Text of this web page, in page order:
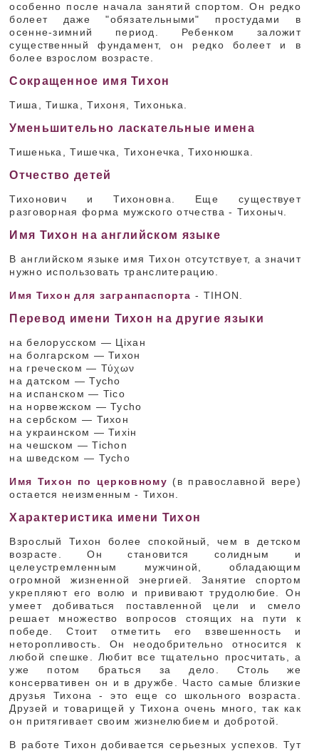
особенно после начала занятий спортом. Он редко
болеет даже "обязательными" простудами в
осенне-зимний период. Ребенком заложит
существенный фундамент, он редко болеет и в
более взрослом возрасте.
Сокращенное имя Тихон
Тиша, Тишка, Тихоня, Тихонька.
Уменьшительно ласкательные имена
Тишенька, Тишечка, Тихонечка, Тихонюшка.
Отчество детей
Тихонович и Тихоновна. Еще существует
разговорная форма мужского отчества - Тихоныч.
Имя Тихон на английском языке
В английском языке имя Тихон отсутствует, а значит
нужно использовать транслитерацию.
Имя Тихон для загранпаспорта - TIHON.
Перевод имени Тихон на другие языки
на белорусском — Ціхан
на болгарском — Тихон
на греческом — Τύχων
на датском — Tycho
на испанском — Tico
на норвежском — Tycho
на сербском — Тихон
на украинском — Тихін
на чешском — Tichon
на шведском — Tycho
Имя Тихон по церковному (в православной вере)
остается неизменным - Тихон.
Характеристика имени Тихон
Взрослый Тихон более спокойный, чем в детском
возрасте. Он становится солидным и
целеустремленным мужчиной, обладающим
огромной жизненной энергией. Занятие спортом
укрепляют его волю и прививают трудолюбие. Он
умеет добиваться поставленной цели и смело
решает множество вопросов стоящих на пути к
победе. Стоит отметить его взвешенность и
неторопливость. Он неодобрительно относится к
любой спешке. Любит все тщательно просчитать, а
уже потом браться за дело. Столь же
консервативен он и в дружбе. Часто самые близкие
друзья Тихона - это еще со школьного возраста.
Друзей и товарищей у Тихона очень много, так как
он притягивает своим жизнелюбием и добротой.
В работе Тихон добивается серьезных успехов. Тут